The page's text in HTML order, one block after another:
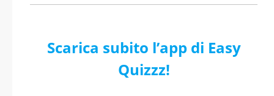
Scarica subito l’app di Easy
Quizzz!